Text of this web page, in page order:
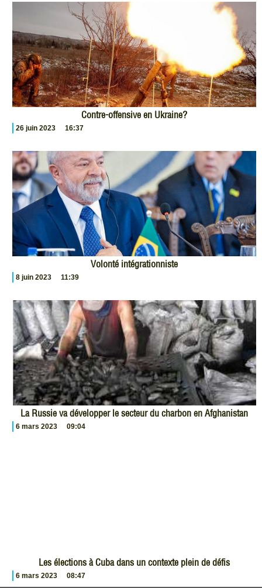
Contre-offensive en Ukraine?
26 juin 2023 16:37
Volonté intégrationniste
8 juin 2023 11:39
La Russie va développer le secteur du charbon en Afghanistan
6 mars 2023 09:04
Les élections à Cuba dans un contexte plein de défis
6 mars 2023 08:47